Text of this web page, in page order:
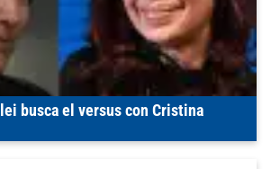
busca el versus con Cristina